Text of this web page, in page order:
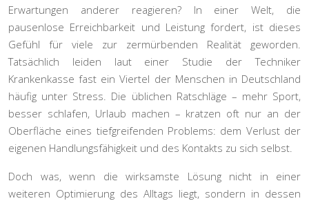
Erwartungen anderer reagieren? In einer Welt, die
pausenlose Erreichbarkeit und Leistung fordert, ist dieses
Gefühl für viele zur zermürbenden Realität geworden.
Tatsächlich leiden laut einer Studie der Techniker
Krankenkasse fast ein Viertel der Menschen in Deutschland
häufig unter Stress. Die üblichen Ratschläge – mehr Sport,
besser schlafen, Urlaub machen – kratzen oft nur an der
Oberfläche eines tiefgreifenden Problems: dem Verlust der
eigenen Handlungsfähigkeit und des Kontakts zu sich selbst.
Doch was, wenn die wirksamste Lösung nicht in einer
weiteren Optimierung des Alltags liegt, sondern in dessen